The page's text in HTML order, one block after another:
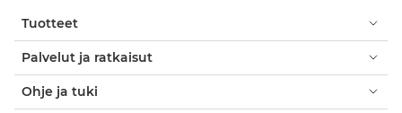
Tuotteet
Palvelut ja ratkaisut
Ohje ja tuki